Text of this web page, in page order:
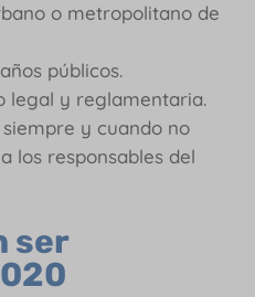
o metropolitano de
públicos.
legal y reglamentaria.
siempre y cuando no
los responsables del
ser